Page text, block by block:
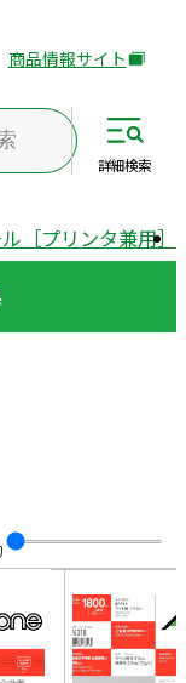
外
サ
別
ン
す
商品情報サイト
［プリンタ兼用］
詳細検索